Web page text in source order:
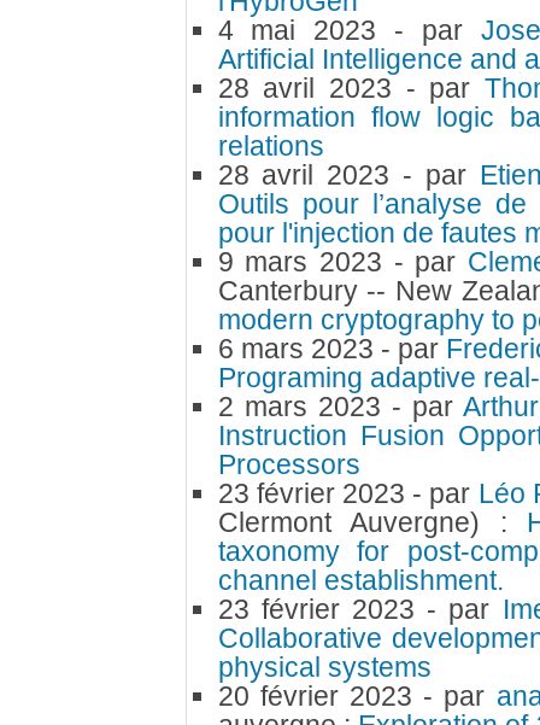
4 mai 2023 - par
Artificial Intelligence and
28 avril 2023 - par
information flow logic
relations
28 avril 2023 - par
Outils pour l’analyse
pour l'injection de fautes
9 mars 2023 - par
Canterbury -- New
modern cryptography to
6 mars 2023 - par
Programing adaptive
2 mars 2023 - par
Instruction Fusion
Processors
23 février 2023 - par Léo
Clermont Auvergne) :
taxonomy for post-
channel establishment.
23 février 2023 - par
Collaborative
physical systems
20 février 2023 - par